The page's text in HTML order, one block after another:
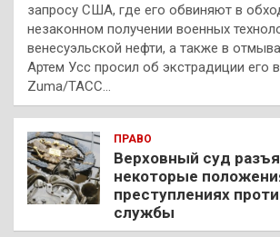
запросу США, где его обвиняют в
незаконном получении военных
венесуэльской нефти, а также в
Артем Усс просил об экстрадиции его
Zuma/ТАСС…
ПРАВО
Верховный суд
некоторые
преступлениях
службы